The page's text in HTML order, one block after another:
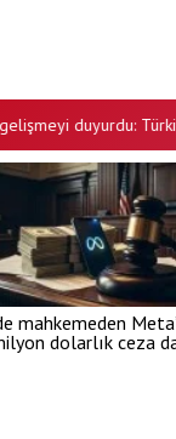
duyurdu:
mahkemeden
dolarlık ceza